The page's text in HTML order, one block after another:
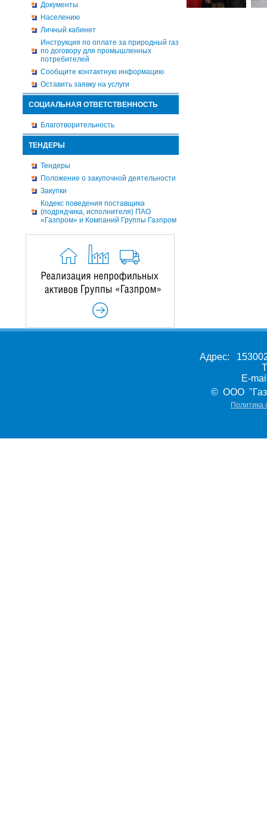
Документы
Населению
Личный кабинет
Инструкция по оплате за природный газ
по договору для промышленных
потребителей
Сообщите контактную информацию
Оставить заявку на услуги
СОЦИАЛЬНАЯ ОТВЕТСТВЕННОСТЬ
Благотворительность
ТЕНДЕРЫ
Тендеры
Положение о закупочной деятельности
Закупки
Кодекс поведения поставщика
(подрядчика, исполнителя) ПАО
«Газпром» и Компаний Группы Газпром
Адрес:
E-
© ООО
Политика